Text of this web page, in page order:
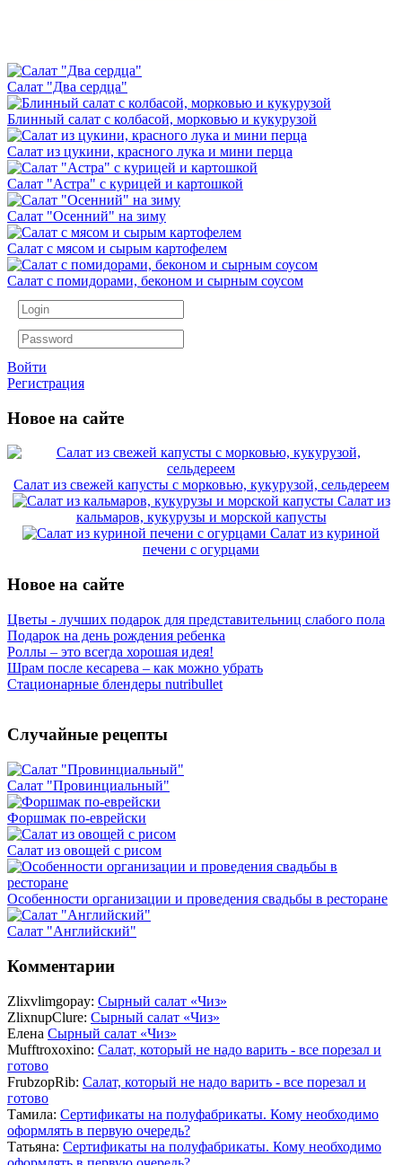
Салат "Два сердца"
Блинный салат с колбасой, морковью и кукурузой
Салат из цукини, красного лука и мини перца
Салат "Астра" с курицей и картошкой
Салат "Осенний" на зиму
Салат с мясом и сырым картофелем
Салат с помидорами, беконом и сырным соусом
Войти
Регистрация
Новое на сайте
Салат из свежей капусты с морковью, кукурузой, сельдереем
Салат из
кальмаров, кукурузы и морской капусты
Салат из куриной
печени с огурцами
Новое на сайте
Цветы - лучших подарок для представительниц слабого пола
Подарок на день рождения ребенка
Роллы – это всегда хорошая идея!
Шрам после кесарева – как можно убрать
Стационарные блендеры nutribullet
Случайные рецепты
Салат "Провинциальный"
Форшмак по-еврейски
Салат из овощей с рисом
Особенности организации и проведения свадьбы в ресторане
Салат "Английский"
Комментарии
Zlixvlimgopay: Сырный салат «Чиз»
ZlixnupClure: Сырный салат «Чиз»
Елена Сырный салат «Чиз»
Mufftroxoxino: Салат, который не надо варить - все порезал и
готово
FrubzopRib: Салат, который не надо варить - все порезал и
готово
Тамила: Сертификаты на полуфабрикаты. Кому необходимо
оформлять в первую очередь?
Татьяна: Сертификаты на полуфабрикаты. Кому необходимо